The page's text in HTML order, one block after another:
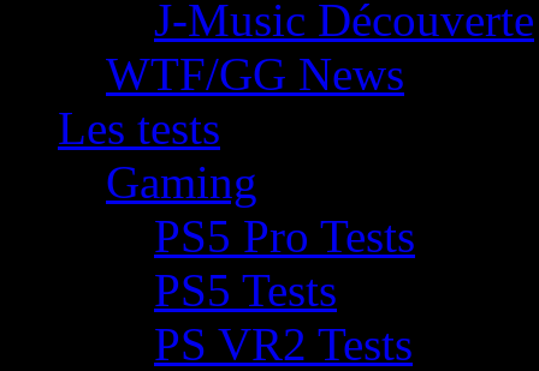
J-Music Découverte
WTF/GG News
Les tests
Gaming
PS5 Pro Tests
PS5 Tests
PS VR2 Tests